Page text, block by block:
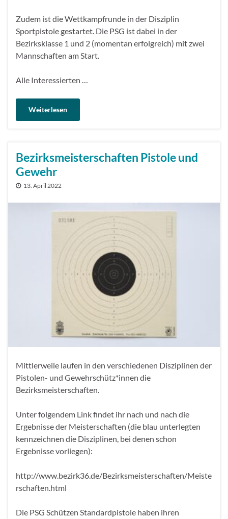
Zudem ist die Wettkampfrunde in der Disziplin
Sportpistole gestartet. Die PSG ist dabei in der
Bezirksklasse 1 und 2 (momentan erfolgreich) mit zwei
Mannschaften am Start.
Alle Interessierten …
Weiterlesen
Bezirksmeisterschaften Pistole und
Gewehr
13. April 2022
Mittlerweile laufen in den verschiedenen Disziplinen der
Pistolen- und Gewehrschütz*innen die
Bezirksmeisterschaften.
Unter folgendem Link findet ihr nach und nach die
Ergebnisse der Meisterschaften (die blau unterlegten
kennzeichnen die Disziplinen, bei denen schon
Ergebnisse vorliegen):
http://www.bezirk36.de/Bezirksmeisterschaften/Meiste
rschaften.html
Die PSG Schützen Standardpistole haben ihren